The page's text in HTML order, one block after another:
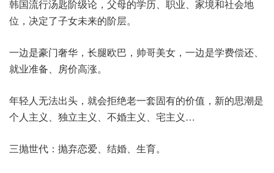
韩国流行汤匙阶级论，父母的学历、职业、家境和社会地
位，决定了子女未来的阶层。
一边是豪门奢华，长腿欧巴，帅哥美女，一边是学费偿还、
就业准备、房价高涨。
年轻人无法出头，就会拒绝老一套固有的价值，新的思潮是
个人主义、独立主义、不婚主义、宅主义…
三抛世代：抛弃恋爱、结婚、生育。